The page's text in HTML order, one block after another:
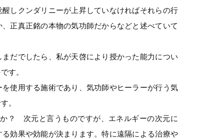
しクンダリニーが上昇していなければそれらの行
正真正銘の本物の気功師だからなどと述べていて
だでしたら、私が天啓により授かった能力につい
す。
使用する施術であり、気功師やヒーラーが行う気
。
？ 次元と言うものですが、エネルギーの次元に
効果や効能が決まります。特に遠隔による治療や